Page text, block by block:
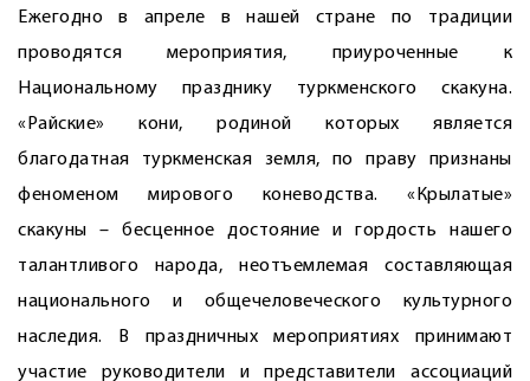
Ежегодно в апреле в нашей стране по традиции
проводятся мероприятия, приуроченные к
Национальному празднику туркменского скакуна.
«Райские» кони, родиной которых является
благодатная туркменская земля, по праву признаны
феноменом мирового коневодства. «Крылатые»
скакуны – бесценное достояние и гордость нашего
талантливого народа, неотъемлемая составляющая
национального и общечеловеческого культурного
наследия. В праздничных мероприятиях принимают
участие руководители и представители ассоциаций